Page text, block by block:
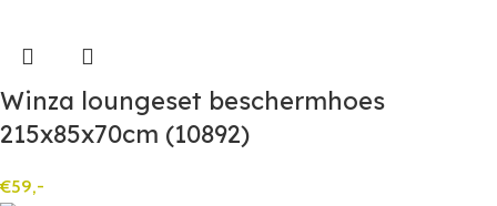
Winza loungeset beschermhoes
215x85x70cm (10892)
€59,-